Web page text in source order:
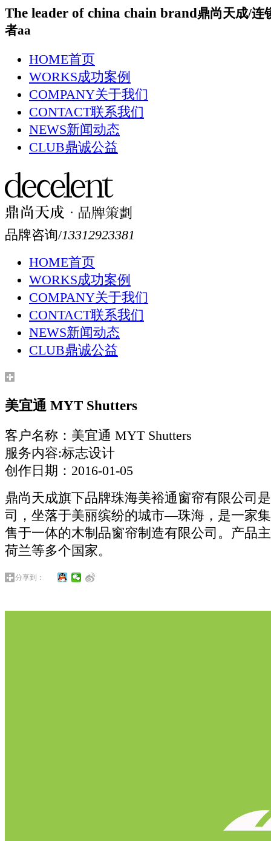
The leader of china chain brand鼎尚天成/连
者aa
HOME首页
WORKS成功案例
COMPANY关于我们
CONTACT联系我们
NEWS新闻动态
CLUB鼎诚公益
品牌咨询/13312923381
HOME首页
WORKS成功案例
COMPANY关于我们
CONTACT联系我们
NEWS新闻动态
CLUB鼎诚公益
美宜通 MYT Shutters
客户名称：美宜通 MYT Shutters
服务内容:标志设计
创作日期：2016-01-05
鼎尚天成旗下品牌珠海美裕通窗帘有限公司
司，坐落于美丽缤纷的城市—珠海，是一家
售于一体的木制品窗帘制造有限公司。产品
荷兰等多个国家。
分享到：